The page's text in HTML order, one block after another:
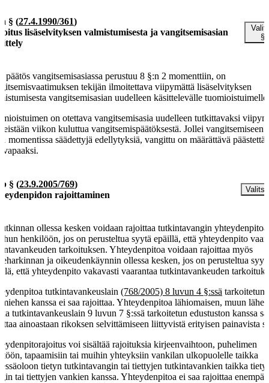
§ (27.4.1990/361)
lisäselvityksen valmistumisesta ja vangitsemisasian
§
päätös vangitsemisasiassa perustuu 8 §:n 2 momenttiin, on
tekijän ilmoitettava viipymättä lisäselvityksen
vangitsemisasian uudelleen käsittelevälle
on otettava vangitsemisasia uudelleen tutkittavaksi
viikon kuluttua vangitsemispäätöksestä. Jollei vangitsemiseen
momentissa säädettyjä edellytyksiä, vangittu on määrättävä
vapaaksi.
§ (23.9.2005/769)
rajoittaminen
ollessa kesken voidaan rajoittaa tutkintavangin yhteydenpitoa
henkilöön, jos on perusteltua syytä epäillä, että yhteydenpito
tarkoituksen. Yhteydenpitoa voidaan rajoittaa myös
ja oikeudenkäynnin ollessa kesken, jos on perusteltua
että yhteydenpito vakavasti vaarantaa tutkintavankeuden
tutkintavankeuslain (768/2005) 8 luvun 4 §:ssä tarkoitetun
kanssa ei saa rajoittaa. Yhteydenpitoa lähiomaisen, muun
tutkintavankeuslain 9 luvun 7 §:ssä tarkoitetun edustuston kanssa
ainoastaan rikoksen selvittämiseen liittyvistä erityisen painavista
voi sisältää rajoituksia kirjeenvaihtoon, puhelimen
tapaamisiin tai muihin yhteyksiin vankilan ulkopuolelle taikka
tietyn tutkintavangin tai tiettyjen tutkintavankien taikka
tai tiettyjen vankien kanssa. Yhteydenpitoa ei saa rajoittaa